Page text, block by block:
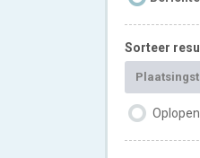
Sorteer